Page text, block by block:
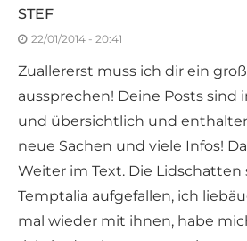
STEF
22/01/2014 - 20:41
Zuallererst muss ich dir ein
aussprechen! Deine Posts sind
und übersichtlich und
neue Sachen und viele Infos!
Weiter im Text. Die
Temptalia aufgefallen, ich
mal wieder mit ihnen, habe